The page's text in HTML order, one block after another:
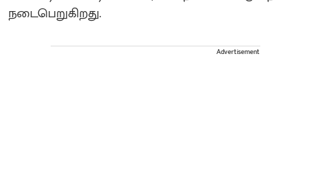
நடைபெறுகிறது.
Advertisement